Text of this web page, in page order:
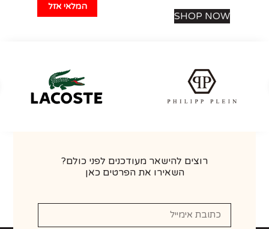
SHOP NOW
המלאי אזל
רוצים להישאר מעודכנים לפני כולם?
השאירו את הפרטים כאן